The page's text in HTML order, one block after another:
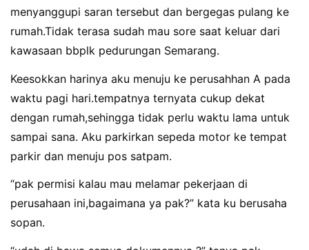
menyanggupi saran tersebut dan bergegas pulang ke
rumah.Tidak terasa sudah mau sore saat keluar dari
kawasaan bbplk pedurungan Semarang.
Keesokkan harinya aku menuju ke perusahhan A pada
waktu pagi hari.tempatnya ternyata cukup dekat
dengan rumah,sehingga tidak perlu waktu lama untuk
sampai sana. Aku parkirkan sepeda motor ke tempat
parkir dan menuju pos satpam.
“pak permisi kalau mau melamar pekerjaan di
perusahaan ini,bagaimana ya pak?” kata ku berusaha
sopan.